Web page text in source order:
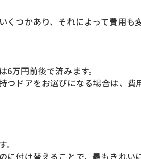
つかあり、それによって費用も変
万円前後で済みます。
つドアをお選びになる場合は、費
に付け替えることで、最もきれい